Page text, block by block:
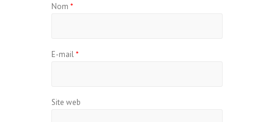
Nom *
E-mail*
Site web